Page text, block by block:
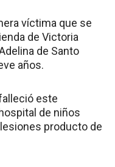
víctima que se
de Victoria
de Santo
años.
este
de niños
producto de